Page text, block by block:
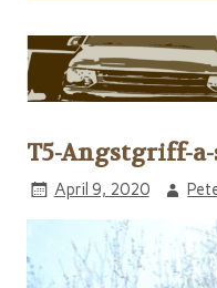
T5-Angstgriff-
April 9, 2020